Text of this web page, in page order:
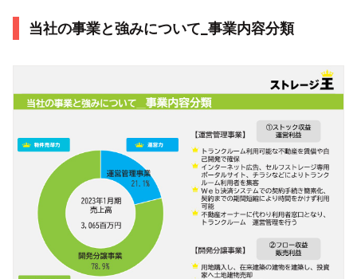
当社の事業と強みについて_事業内容分類